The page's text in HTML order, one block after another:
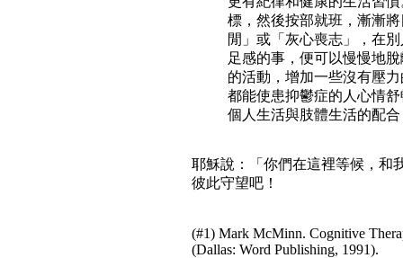
標，然後按部就班，漸漸
閒」或「灰心喪志」，在
足感的事，便可以慢慢地
的活動，增加一些沒有壓
都能使患抑鬱症的人心情
個人生活與肢體生活的配
耶穌說：「你們在這裡等候，和
彼此守望吧！
(#1) Mark McMinn. Cognitive
(Dallas: Word Publishing, 1991).